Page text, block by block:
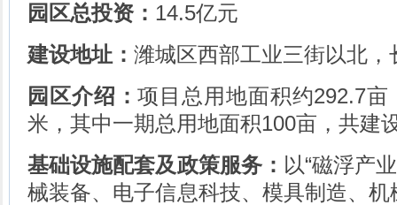
园区总投资： 14.5亿元
建设地址： 潍城区西部工业三街以北，
园区介绍：项目总用地面积约292.7
米，其中一期总用地面积100亩，共建
基础设施配套及政策服务： 以“磁浮产
械装备、电子信息科技、模具制造、机